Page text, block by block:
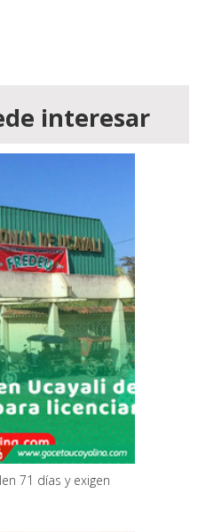
interesar
71 días y exigen